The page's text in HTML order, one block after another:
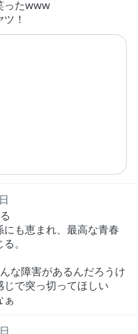
ったwww
！
も恵まれ、最高な青春
。
な障害があるんだろうけ
で突っ切ってほしい
ぁ